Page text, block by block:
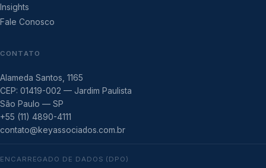
Insights
Fale Conosco
CONTATO
Alameda Santos, 1165
CEP: 01419-002 — Jardim Paulista
São Paulo — SP
+55 (11) 4890-4111
contato@keyassociados.com.br
ENCARREGADO DE DADOS (DPO)